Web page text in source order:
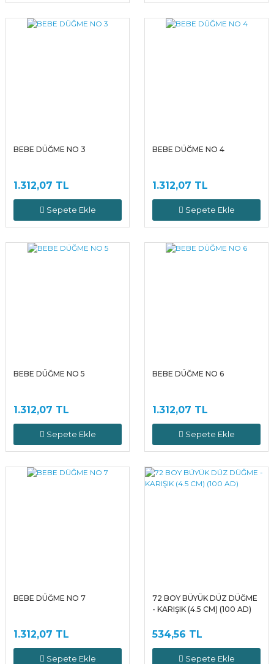
BEBE DÜĞME NO 3
1.312,07 TL
Sepete Ekle
BEBE DÜĞME NO 4
1.312,07 TL
Sepete Ekle
BEBE DÜĞME NO 5
1.312,07 TL
Sepete Ekle
BEBE DÜĞME NO 6
1.312,07 TL
Sepete Ekle
BEBE DÜĞME NO 7
1.312,07 TL
Sepete Ekle
72 BOY BÜYÜK DÜZ DÜĞME
- KARIŞIK (4.5 CM) (100 AD)
534,56 TL
Sepete Ekle